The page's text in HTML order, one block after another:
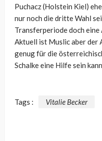
Puchacz (Holstein Kiel)
nur noch die dritte Wahl
Transferperiode doch eine
Aktuell ist Muslic aber der
genug für die
Schalke eine Hilfe sein
Tags : Vitalie Becker